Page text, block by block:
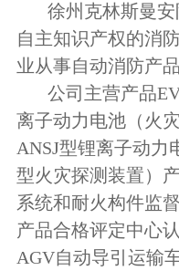
徐州克林斯曼
自主知识产权的消
业从事自动消防产
公司主营产品
离子动力电池（火
ANSJ型锂离子动力
型火灾探测装置）
系统和耐火构件监
产品合格评定中心
AGV自动导引运输